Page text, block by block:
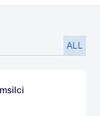
ALL